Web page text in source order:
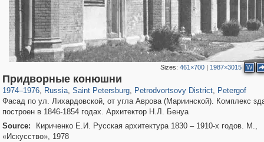
Sizes: 461×700| 1987×3015 W
Придворные конюшни
1974–1976, Russia
1,406,672 29,243
, Saint Petersburg
197,153 5,709
, Petrodvortsovy District, Petergof
Фасад по ул. Лихардовской, от угла Аврова (Мариинской). Комплекс
построен в 1846-1854 годах. Архитектор Н.Л. Бенуа
Source:
Кириченко Е.И. Русская архитектура 1830 – 1910-х годов. М.,
«Искусство», 1978